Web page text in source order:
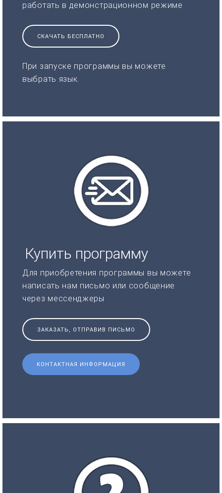
работать в демонстрационном режиме
СКАЧАТЬ БЕСПЛАТНО
При запуске программы вы можете
выбрать язык.
Купить программу
Для приобретения программы вы можете
написать нам письмо или сообщение
через мессенджеры
ЗАКАЗАТЬ, ОТПРАВИВ ПИСЬМО
КОНТАКТНАЯ ИНФОРМАЦИЯ